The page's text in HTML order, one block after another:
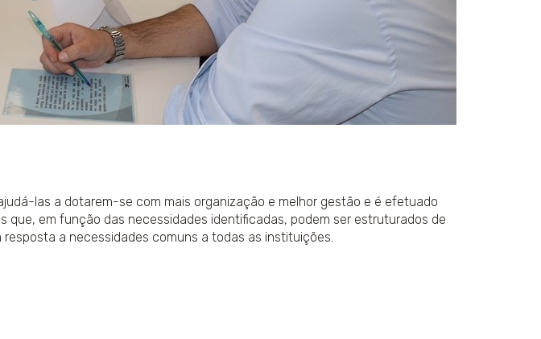
las a dotarem-se com mais organização e melhor gestão e é efetuado
em função das necessidades identificadas, podem ser estruturados de
a necessidades comuns a todas as instituições.